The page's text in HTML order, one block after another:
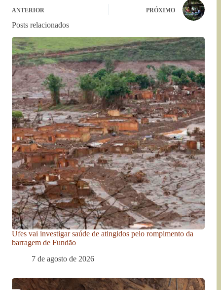
ANTERIOR PRÓXIMO
Posts relacionados
Ufes vai investigar saúde de atingidos pelo rompimento da
barragem de Fundão
7 de agosto de 2026